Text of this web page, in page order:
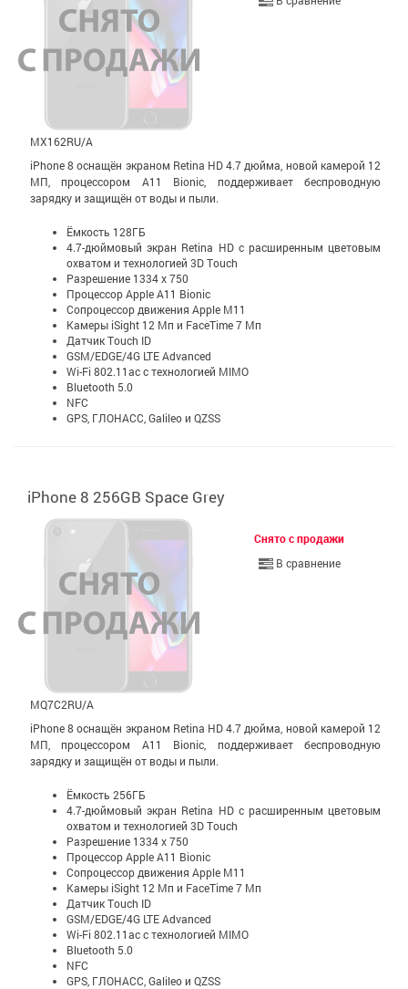
MX162RU/A
iPhone 8 оснащён экраном Retina HD 4.7 дюйма, новой камерой 12
МП, процессором A11 Bionic, поддерживает беспроводную
зарядку и защищён от воды и пыли.
Ёмкость 128ГБ
4.7-дюймовый экран Retina HD c расширенным цветовым
охватом и технологией 3D Touch
Разрешение 1334 x 750
Процессор Apple A11 Bionic
Сопроцессор движения Apple М11
Камеры iSight 12 Мп и FaceTime 7 Мп
Датчик Touch ID
GSM/EDGE/4G LTE Advanced
Wi-Fi 802.11ac с технологией MIMO
Bluetooth 5.0
NFC
GPS, ГЛОНАСС, Galileo и QZSS
iPhone 8 256GB Space Grey
Снято с продажи
В сравнение
MQ7C2RU/A
iPhone 8 оснащён экраном Retina HD 4.7 дюйма, новой камерой 12
МП, процессором A11 Bionic, поддерживает беспроводную
зарядку и защищён от воды и пыли.
Ёмкость 256ГБ
4.7-дюймовый экран Retina HD c расширенным цветовым
охватом и технологией 3D Touch
Разрешение 1334 x 750
Процессор Apple A11 Bionic
Сопроцессор движения Apple М11
Камеры iSight 12 Мп и FaceTime 7 Мп
Датчик Touch ID
GSM/EDGE/4G LTE Advanced
Wi-Fi 802.11ac с технологией MIMO
Bluetooth 5.0
NFC
GPS, ГЛОНАСС, Galileo и QZSS